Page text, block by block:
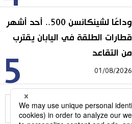
5
وداعًا لشينكانسن 500.. أحد أشهر
قطارات الطلقة في اليابان يقترب
من التقاعد
01/08/2026
للمزيد